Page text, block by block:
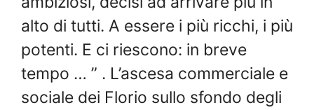
alto di tutti. A essere i più ricchi, i più
potenti. E ci riescono: in breve
tempo … ” . L’ascesa commerciale e
sociale dei Florio sullo sfondo degli